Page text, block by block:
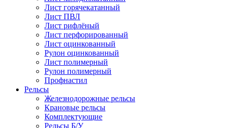
Лист горячекатанный
Лист ПВЛ
Лист рифлёный
Лист перфорированный
Лист оцинкованный
Рулон оцинкованный
Лист полимерный
Рулон полимерный
Профнастил
Рельсы
Железнодорожные рельсы
Крановые рельсы
Комплектующие
Рельсы Б/У